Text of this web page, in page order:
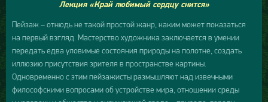
Лекция «Край любимый сердцу снится»
Пейзаж – отнюдь не такой простой жанр, каким может показаться
на первый взгляд. Мастерство художника заключается в умении
передать едва уловимые состояния природы на полотне, создать
иллюзию присутствия зрителя в пространстве картины.
Одновременно с этим пейзажисты размышляют над извечными
философскими вопросами об устройстве мира, отношении среды